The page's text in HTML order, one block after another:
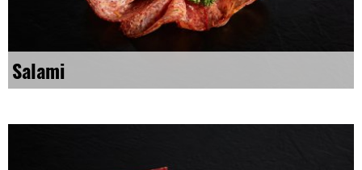
Salami